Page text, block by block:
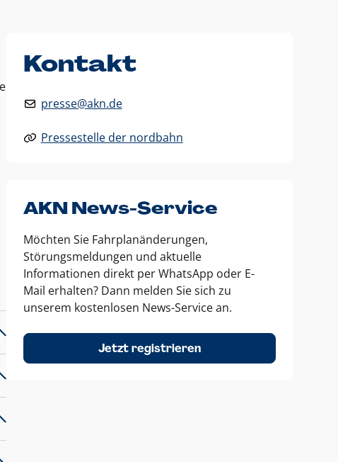
Kontakt
presse@akn.de
Pressestelle der nordbahn
AKN News-Service
Möchten Sie Fahrplanänderungen,
Störungsmeldungen und aktuelle
Informationen direkt per WhatsApp oder E-
Mail erhalten? Dann melden Sie sich zu
unserem kostenlosen News-Service an.
Jetzt registrieren